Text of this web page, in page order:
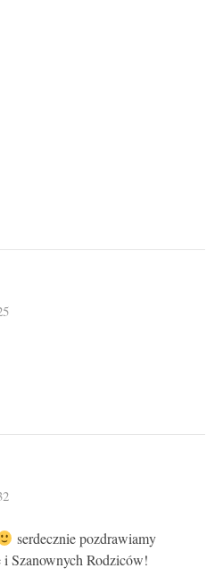
serdecznie pozdrawiamy
Szanownych Rodziców!